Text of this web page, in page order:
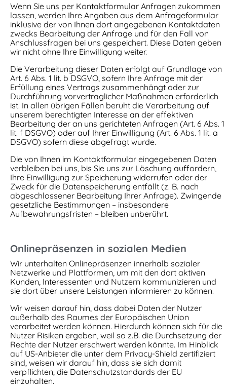
Wenn Sie uns per Kontaktformular Anfragen zukommen
lassen, werden Ihre Angaben aus dem Anfrageformular
inklusive der von Ihnen dort angegebenen Kontaktdaten
zwecks Bearbeitung der Anfrage und für den Fall von
Anschlussfragen bei uns gespeichert. Diese Daten geben
wir nicht ohne Ihre Einwilligung weiter.
Die Verarbeitung dieser Daten erfolgt auf Grundlage von
Art. 6 Abs. 1 lit. b DSGVO, sofern Ihre Anfrage mit der
Erfüllung eines Vertrags zusammenhängt oder zur
Durchführung vorvertraglicher Maßnahmen erforderlich
ist. In allen übrigen Fällen beruht die Verarbeitung auf
unserem berechtigten Interesse an der effektiven
Bearbeitung der an uns gerichteten Anfragen (Art. 6 Abs. 1
lit. f DSGVO) oder auf Ihrer Einwilligung (Art. 6 Abs. 1 lit. a
DSGVO) sofern diese abgefragt wurde.
Die von Ihnen im Kontaktformular eingegebenen Daten
verbleiben bei uns, bis Sie uns zur Löschung auffordern,
Ihre Einwilligung zur Speicherung widerrufen oder der
Zweck für die Datenspeicherung entfällt (z. B. nach
abgeschlossener Bearbeitung Ihrer Anfrage). Zwingende
gesetzliche Bestimmungen – insbesondere
Aufbewahrungsfristen – bleiben unberührt.
Onlinepräsenzen in sozialen Medien
Wir unterhalten Onlinepräsenzen innerhalb sozialer
Netzwerke und Plattformen, um mit den dort aktiven
Kunden, Interessenten und Nutzern kommunizieren und
sie dort über unsere Leistungen informieren zu können.
Wir weisen darauf hin, dass dabei Daten der Nutzer
außerhalb des Raumes der Europäischen Union
verarbeitet werden können. Hierdurch können sich für die
Nutzer Risiken ergeben, weil so z.B. die Durchsetzung der
Rechte der Nutzer erschwert werden könnte. Im Hinblick
auf US-Anbieter die unter dem Privacy-Shield zertifiziert
sind, weisen wir darauf hin, dass sie sich damit
verpflichten, die Datenschutzstandards der EU
einzuhalten.